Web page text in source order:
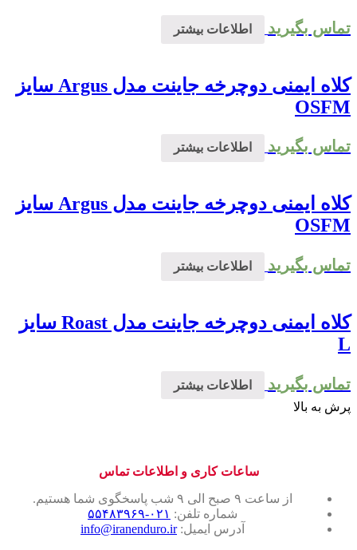
تماس بگیرید اطلاعات بیشتر
کلاه ایمنی دوچرخه جاینت مدل Argus سایز
OSFM
تماس بگیرید اطلاعات بیشتر
کلاه ایمنی دوچرخه جاینت مدل Argus سایز
OSFM
تماس بگیرید اطلاعات بیشتر
کلاه ایمنی دوچرخه جاینت مدل Roast سایز
L
تماس بگیرید
اطلاعات بیشتر
پرش به بالا
ساعات کاری و اطلاعات تماس
از ساعت ۹ صبح الی ۹ شب پاسخگوی شما هستیم.
شماره تلفن: ۰۲۱-۵۵۴۸۳۹۶۹
آدرس ایمیل:info@iranenduro.ir